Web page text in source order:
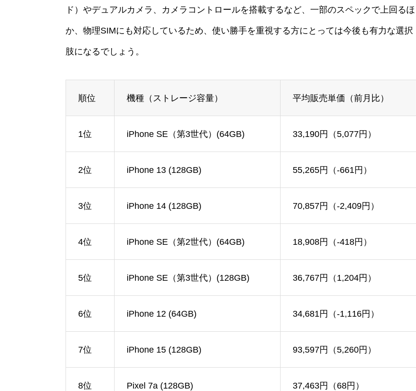
ド）やデュアルカメラ、カメラコントロールを搭載するなど、一部のスペックで上回るほ
か、物理SIMにも対応しているため、使い勝手を重視する方にとっては今後も有力な選択
肢になるでしょう。
順位 機種（ストレージ容量） 平均販売単価（前月比）
1位 iPhone SE（第3世代）(64GB) 33,190円（5,077円）
2位 iPhone 13 (128GB) 55,265円（-661円）
3位 iPhone 14 (128GB) 70,857円（-2,409円）
4位 iPhone SE（第2世代）(64GB) 18,908円（-418円）
5位 iPhone SE（第3世代）(128GB) 36,767円（1,204円）
6位 iPhone 12 (64GB) 34,681円（-1,116円）
7位 iPhone 15 (128GB) 93,597円（5,260円）
8位 Pixel 7a (128GB) 37,463円（68円）